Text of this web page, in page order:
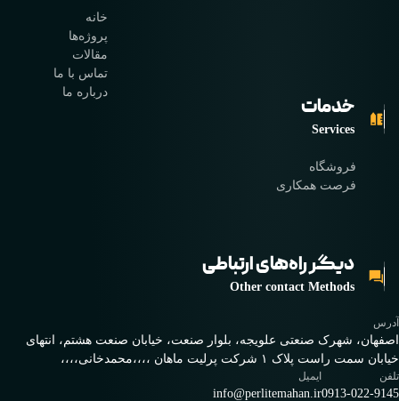
خانه
پروژه‌ها
مقالات
تماس با ما
درباره ما
خدمات
Services
فروشگاه
فرصت همکاری
دیگر راه‌های ارتباطی
Other contact Methods
آدرس
اصفهان، شهرک صنعتی علویجه، بلوار صنعت، خیابان صنعت هشتم، انتهای
خیابان سمت راست پلاک ۱ شرکت پرلیت ماهان ،،،،محمدخانی،،،،
تلفن
0913-022-9145
ایمیل
info@perlitemahan.ir